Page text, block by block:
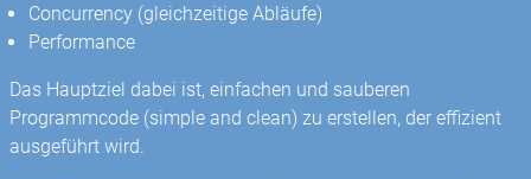
Concurrency (gleichzeitige Abläufe)
Performance
Das Hauptziel dabei ist, einfachen und sauberen
Programmcode (simple and clean) zu erstellen, der effizient
ausgeführt wird.